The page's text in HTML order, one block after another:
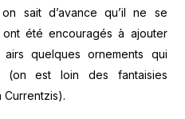
sait d’avance qu’il ne se
été encouragés à ajouter
quelques ornements qui
(on est loin des fantaisies
Currentzis).